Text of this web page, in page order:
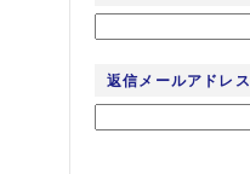
返信メールアドレス